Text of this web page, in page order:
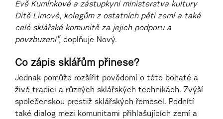
Evě Kumínkové a zástupkyni ministerstva kultury
Ditě Limové, kolegům z ostatních pěti zemí a také
celé sklářské komunitě za jejich podporu a
povzbuzení“, doplňuje Nový.
Co zápis sklářům přinese?
Jednak pomůže rozšířit povědomí o této bohaté a
živé tradici a různých sklářských technikách. Zvýší
společenskou prestiž sklářských řemesel. Podnítí
také dialog mezi komunitami přihlašujících zemí a